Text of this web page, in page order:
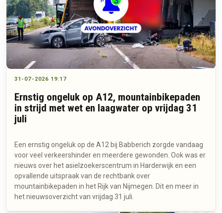
31-07-2026 19:17
Ernstig ongeluk op A12, mountainbikepaden
in strijd met wet en laagwater op vrijdag 31
juli
Een ernstig ongeluk op de A12 bij Babberich zorgde vandaag
voor veel verkeershinder en meerdere gewonden. Ook was er
nieuws over het asielzoekerscentrum in Harderwijk en een
opvallende uitspraak van de rechtbank over
mountainbikepaden in het Rijk van Nijmegen. Dit en meer in
het nieuwsoverzicht van vrijdag 31 juli.